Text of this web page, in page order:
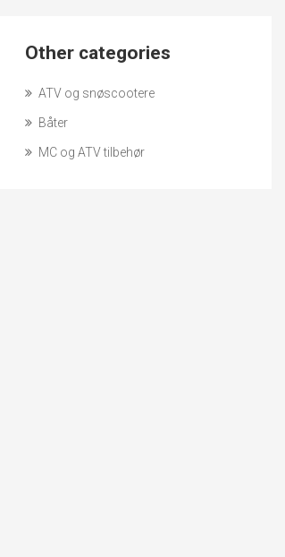
Other categories
ATV og snøscootere
Båter
MC og ATV tilbehør